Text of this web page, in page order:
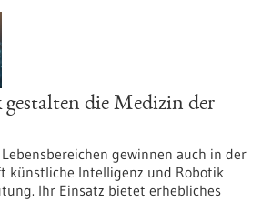
die Medizin der
gewinnen auch in der
künstliche Intelligenz und Robotik
Ihr Einsatz bietet erhebliches